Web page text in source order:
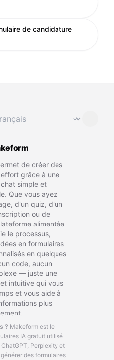
de candidature
⌄
de créer des
grâce à une
simple et
Que vous ayez
d'un quiz, d'un
ou de
alimentée
le processus,
en formulaires
en quelques
code, aucun
— juste une
intuitive qui vous
et vous aide à
plus
? Makeform est le
IA gratuit utilisé
Perplexity et
des formulaires